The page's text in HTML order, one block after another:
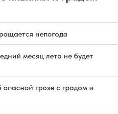
непогода
месяц лета не будет
грозе с градом и